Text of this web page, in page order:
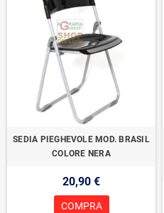
SEDIA PIEGHEVOLE MOD. BRASIL
COLORE NERA
20,90 €
COMPRA